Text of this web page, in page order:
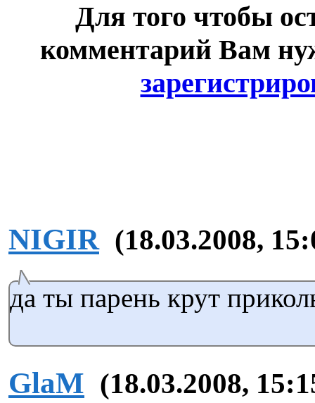
Для того чтобы
комментарий Вам
NIGIR (18.03.2008,
да ты парень крут
GlaM (18.03.2008,